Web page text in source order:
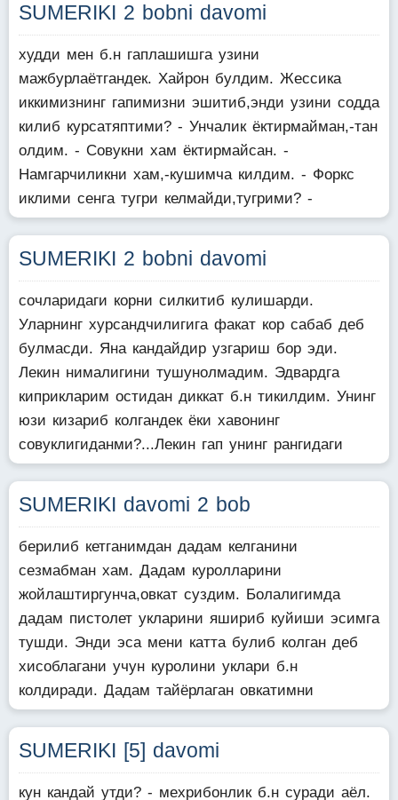
SUMERIKI 2 bobni davomi
худди мен б.н гаплашишга узини
мажбурлаётгандек. Хайрон булдим. Жессика
иккимизнинг гапимизни эшитиб,энди узини содда
килиб курсатяптими? - Унчалик ёктирмайман,-тан
олдим. - Совукни хам ёктирмайсан. -
Намгарчиликни хам,-кушимча килдим. - Форкс
иклими сенга тугри келмайди,тугрими? -
SUMERIKI 2 bobni davomi
сочларидаги корни силкитиб кулишарди.
Уларнинг хурсандчилигига факат кор сабаб деб
булмасди. Яна кандайдир узгариш бор эди.
Лекин нималигини тушунолмадим. Эдвардга
киприкларим остидан диккат б.н тикилдим. Унинг
юзи кизариб колгандек ёки хавонинг
совуклигиданми?...Лекин гап унинг рангидаги
SUMERIKI davomi 2 bob
берилиб кетганимдан дадам келганини
сезмабман хам. Дадам куролларини
жойлаштиргунча,овкат суздим. Болалигимда
дадам пистолет укларини яшириб куйиши эсимга
тушди. Энди эса мени катта булиб колган деб
хисоблагани учун куролини уклари б.н
колдиради. Дадам тайёрлаган овкатимни
SUMERIKI [5] davomi
кун кандай утди? - мехрибонлик б.н суради аёл.